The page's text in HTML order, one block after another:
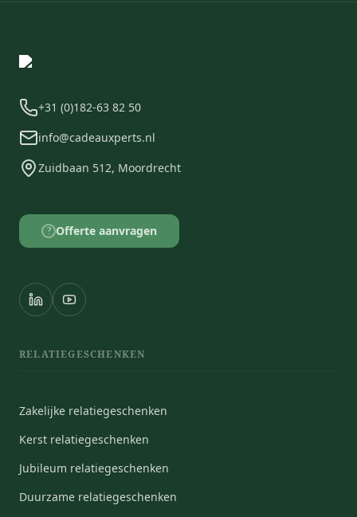
+31 (0)182-63 82 50
info@cadeauxperts.nl
Zuidbaan 512, Moordrecht
? Offerte aanvragen
RELATIEGESCHENKEN
Zakelijke relatiegeschenken
Kerst relatiegeschenken
Jubileum relatiegeschenken
Duurzame relatiegeschenken